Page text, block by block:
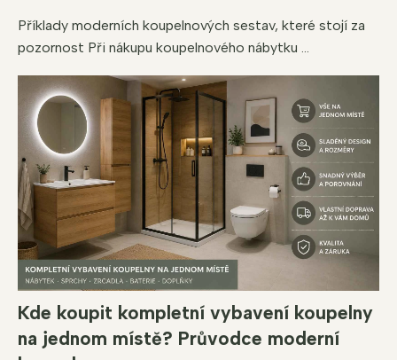
Příklady moderních koupelnových sestav, které stojí za
pozornost Při nákupu koupelnového nábytku ...
Kde koupit kompletní vybavení koupelny
na jednom místě? Průvodce moderní